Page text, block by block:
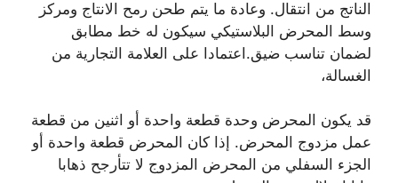
الناتج من انتقال. وعادة ما يتم طحن رمح الانتاج ومركز
وسط المحرض البلاستيكي سيكون له خط مطابق
لضمان تناسب ضيق.اعتمادا على العلامة التجارية من
الغسالة،
قد يكون المحرض وحدة قطعة واحدة أو اثنين من قطعة
عمل مزدوج المحرض. إذا كان المحرض قطعة واحدة أو
الجزء السفلي من المحرض المزدوج لا تتأرجح ذهابا